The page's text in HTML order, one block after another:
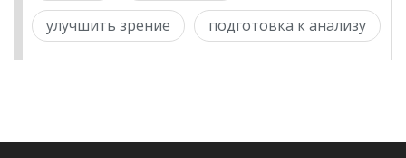
улучшить зрение подготовка к анализу